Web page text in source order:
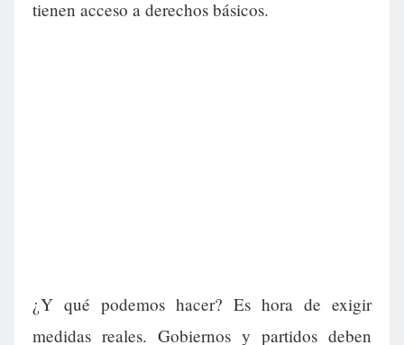
tienen acceso a derechos básicos.
¿Y qué podemos hacer? Es hora de exigir
medidas reales. Gobiernos y partidos deben